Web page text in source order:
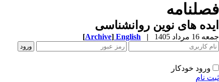
های نوین روانشناسی
مرداد 1405 |
English
[Archive]
ورود خودکار
نام